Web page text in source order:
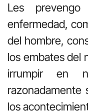
Les
enfermedad,
del hombre,
los embates del
irrumpir en
razonadamente
los